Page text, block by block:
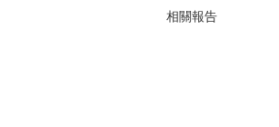
相關報告